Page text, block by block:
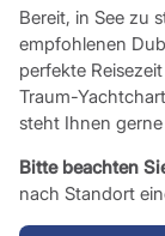
Bereit, in See zu
empfohlenen
perfekte
Traum-
steht Ihnen
Bitte beachten
nach Standort